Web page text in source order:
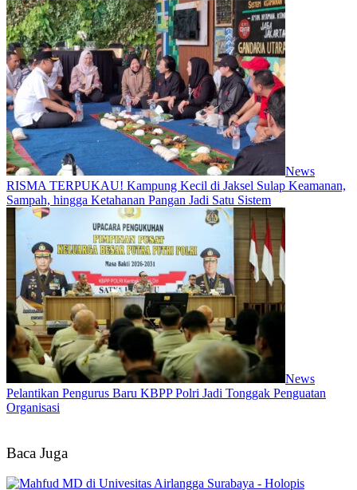
News
RISMA TERPUKAU! Kampung Kecil di Jaksel Sulap Keamanan,
Sampah, hingga Ketahanan Pangan Jadi Satu Sistem
News
Pelantikan Pengurus Baru KBPP Polri Jadi Tonggak Penguatan
Organisasi
Baca Juga